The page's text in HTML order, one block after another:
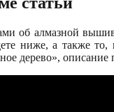
об алмазной
ниже, а также то,
дерево», описание